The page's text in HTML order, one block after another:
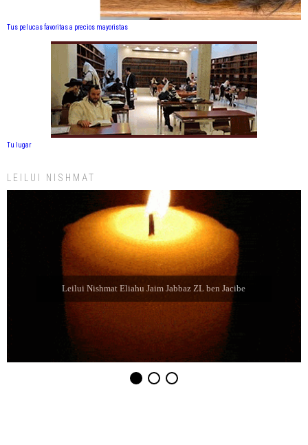
Tus pelucas favoritas a precios mayoristas
Tu lugar
LEILUI NISHMAT
Leilui Nishmat Sara bat Farida Chabube ZL